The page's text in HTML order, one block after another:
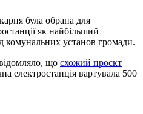
була обрана для
як найбільший
комунальних установ громади.
що схожий проєкт
електростанція вартувала 500